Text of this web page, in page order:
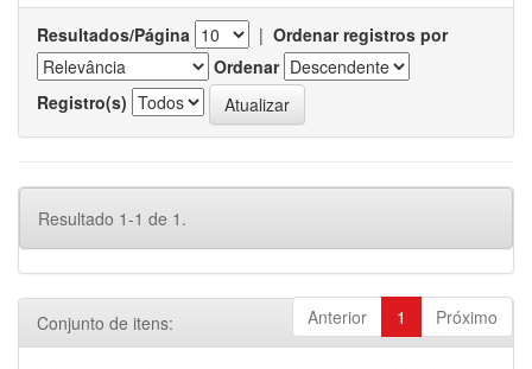
Resultados/Página | Ordenar registros por
Ordenar
Registro(s)
Resultado 1-1 de 1.
Anterior 1 Próximo
Conjunto de itens: